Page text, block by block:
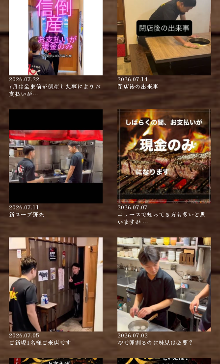
2026.07.22
7月は全東信が倒産した事によりお
支払いが…
2026.07.14
閉店後の出来事
2026.07.11
新スープ研究
2026.07.07
ニュースで知ってる方も多いと思
いますが …
2026.07.05
ご新規1名様ご来店です
2026.07.02
ゆで卵割るのに味見は必要？